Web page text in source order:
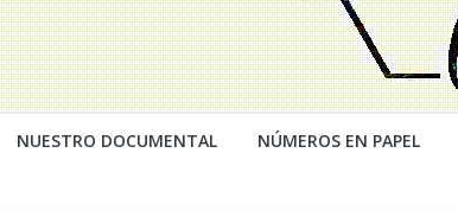
NUESTRO DOCUMENTAL NÚMEROS EN PAPEL